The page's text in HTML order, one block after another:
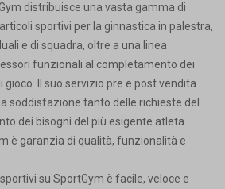
distribuisce una vasta gamma di
sportivi per la ginnastica in palestra,
e di squadra, oltre a una linea
funzionali al completamento dei
gioco. Il suo servizio pre e post vendita
soddisfazione tanto delle richieste del
dei bisogni del più esigente atleta
è garanzia di qualità, funzionalità e
su SportGym è facile, veloce e